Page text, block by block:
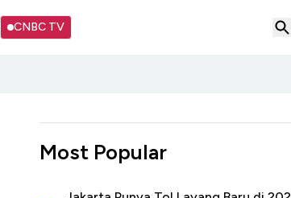
CNBC TV
Most Popular